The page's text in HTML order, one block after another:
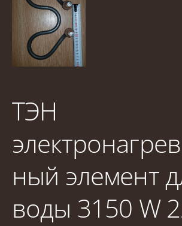
ТЭН
ный элемент
воды 3150 W